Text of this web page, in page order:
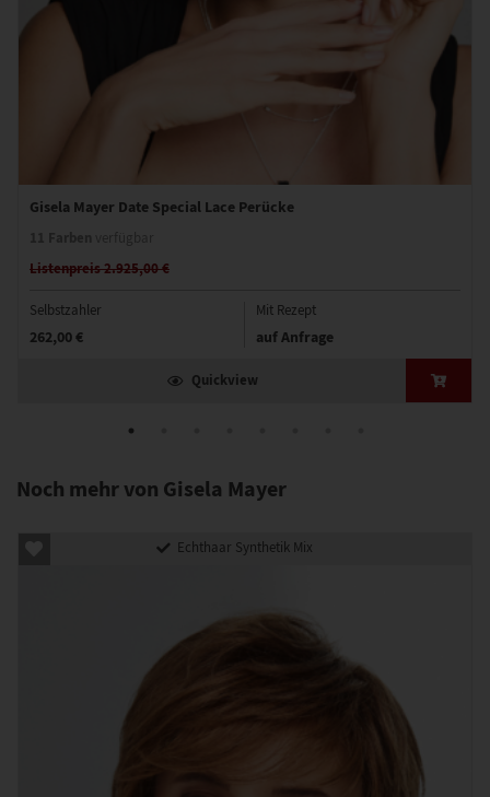
Gisela Mayer Date Special Lace Perücke
Listenpreis 2.925,00 €
Selbstzahler
262,00 €
Mit Rezept
auf Anfrage
Quickview
Noch mehr von Gisela Mayer
Echthaar Synthetik Mix